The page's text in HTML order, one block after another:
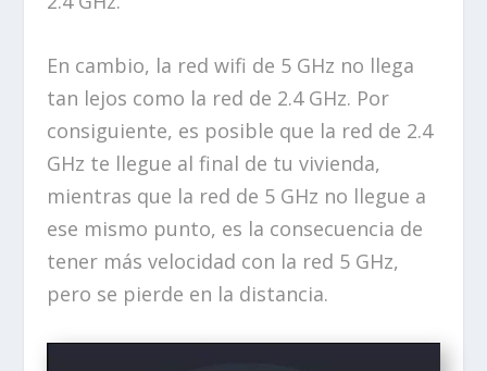
En cambio, la red wifi de 5 GHz no llega
tan lejos como la red de 2.4 GHz. Por
consiguiente, es posible que la red de 2.4
GHz te llegue al final de tu vivienda,
mientras que la red de 5 GHz no llegue a
ese mismo punto, es la consecuencia de
tener más velocidad con la red 5 GHz,
pero se pierde en la distancia.